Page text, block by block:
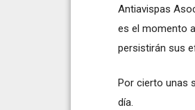
Antiavispas
es el momento
persistirán sus
Por cierto unas
día.